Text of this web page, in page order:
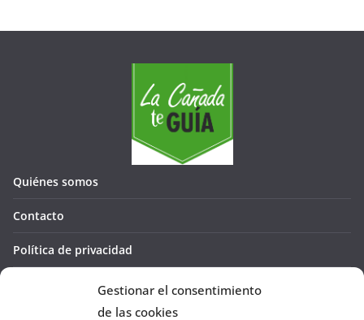
Gestionar el consentimiento
de las cookies
Quiénes somos
Contacto
Política de privacidad
Política de cookies (UE)